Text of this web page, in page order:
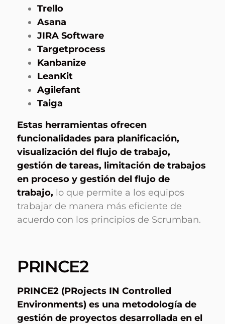
Trello
Asana
JIRA Software
Targetprocess
Kanbanize
LeanKit
Agilefant
Taiga
Estas herramientas ofrecen
funcionalidades para planificación,
visualización del flujo de trabajo,
gestión de tareas, limitación de trabajos
en proceso y gestión del flujo de
trabajo, lo que permite a los equipos
trabajar de manera más eficiente de
acuerdo con los principios de Scrumban.
PRINCE2
PRINCE2 (PRojects IN Controlled
Environments) es una metodología de
gestión de proyectos desarrollada en el